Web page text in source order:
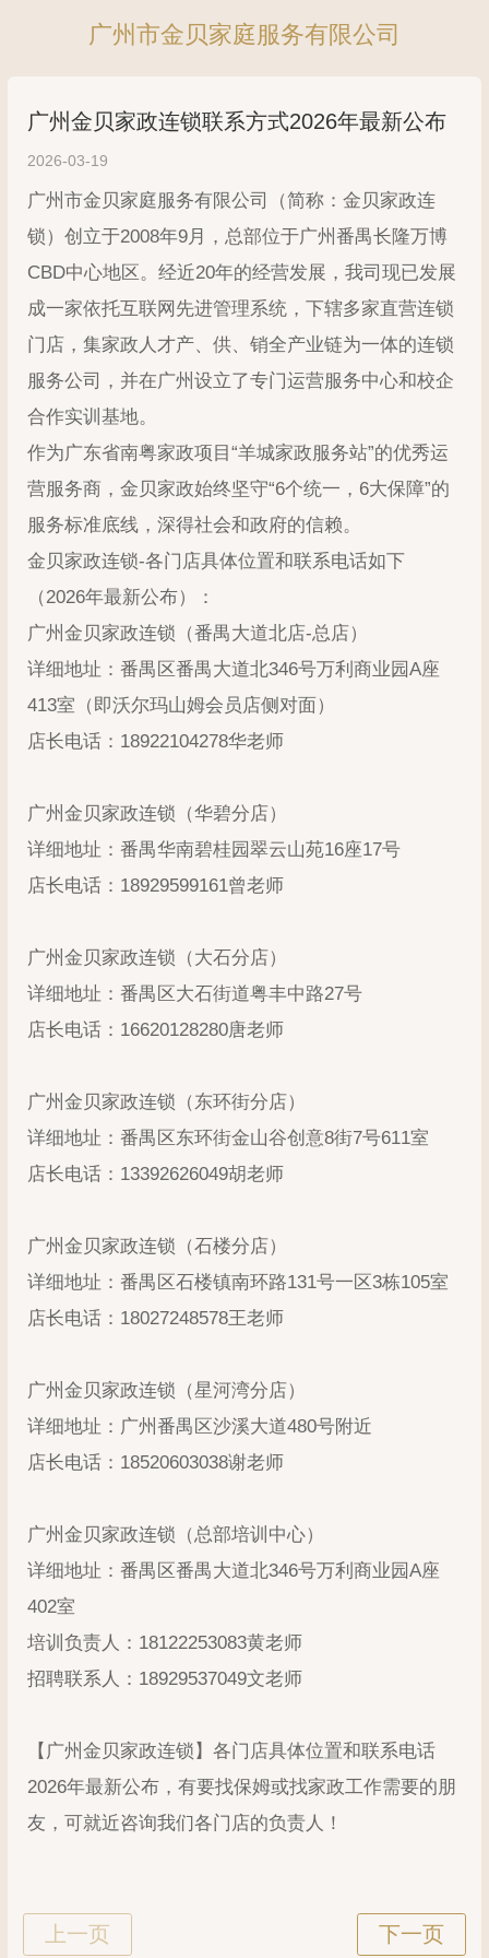
广州市金贝家庭服务有限公司
广州金贝家政连锁联系方式2026年最新公布
2026-03-19
广州市金贝家庭服务有限公司（简称：金贝家政连
锁）创立于2008年9月，总部位于广州番禺长隆万博
CBD中心地区。经近20年的经营发展，我司现已发展
成一家依托互联网先进管理系统，下辖多家直营连锁
门店，集家政人才产、供、销全产业链为一体的连锁
服务公司，并在广州设立了专门运营服务中心和校企
合作实训基地。
作为广东省南粤家政项目“羊城家政服务站”的优秀运
营服务商，金贝家政始终坚守“6个统一，6大保障”的
服务标准底线，深得社会和政府的信赖。
金贝家政连锁-各门店具体位置和联系电话如下
（2026年最新公布）：
广州金贝家政连锁（番禺大道北店-总店）
详细地址：番禺区番禺大道北346号万利商业园A座
413室（即沃尔玛山姆会员店侧对面）
店长电话：18922104278华老师
广州金贝家政连锁（华碧分店）
详细地址：番禺华南碧桂园翠云山苑16座17号
店长电话：18929599161曾老师
广州金贝家政连锁（大石分店）
详细地址：番禺区大石街道粤丰中路27号
店长电话：16620128280唐老师
广州金贝家政连锁（东环街分店）
详细地址：番禺区东环街金山谷创意8街7号611室
店长电话：13392626049胡老师
广州金贝家政连锁（石楼分店）
详细地址：番禺区石楼镇南环路131号一区3栋105室
店长电话：18027248578王老师
广州金贝家政连锁（星河湾分店）
详细地址：广州番禺区沙溪大道480号附近
店长电话：18520603038谢老师
广州金贝家政连锁（总部培训中心）
详细地址：番禺区番禺大道北346号万利商业园A座
402室
培训负责人：18122253083黄老师
招聘联系人：18929537049文老师
【广州金贝家政连锁】各门店具体位置和联系电话
2026年最新公布，有要找保姆或找家政工作需要的朋
友，可就近咨询我们各门店的负责人！